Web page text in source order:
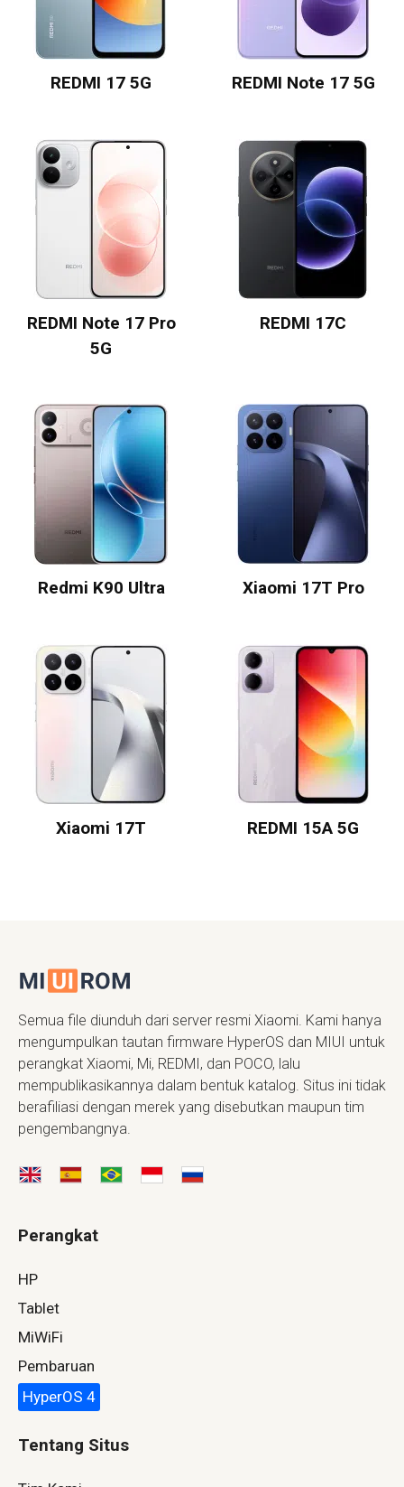
REDMI 17 5G REDMI Note 17 5G
REDMI Note 17 Pro
5G
REDMI 17C
Redmi K90 Ultra Xiaomi 17T Pro
Xiaomi 17T REDMI 15A 5G
Semua file diunduh dari server resmi Xiaomi. Kami hanya
mengumpulkan tautan firmware HyperOS dan MIUI untuk
perangkat Xiaomi, Mi, REDMI, dan POCO, lalu
mempublikasikannya dalam bentuk katalog. Situs ini tidak
berafiliasi dengan merek yang disebutkan maupun tim
pengembangnya.
Perangkat
HP
Tablet
MiWiFi
Pembaruan
HyperOS 4
Tentang Situs